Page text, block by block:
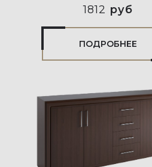
1812 руб
ПОДРОБНЕЕ